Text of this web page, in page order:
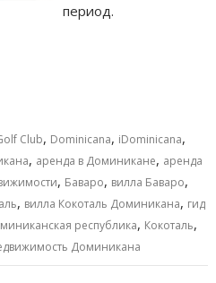
период.
Club, Dominicana, iDominicana,
, аренда в Доминикане, аренда
, Баваро, вилла Баваро,
, вилла Кокоталь Доминикана, гид
республика, Кокоталь,
Доминикана